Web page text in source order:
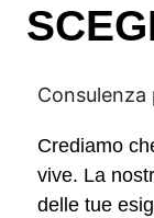
Crediamo
vive. La
delle tue